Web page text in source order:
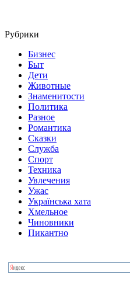
Рубрики
Бизнес
Быт
Дети
Животные
Знаменитости
Политика
Разное
Романтика
Сказки
Служба
Спорт
Техника
Увлечения
Ужас
Українська хата
Хмельное
Чиновники
Пикантно